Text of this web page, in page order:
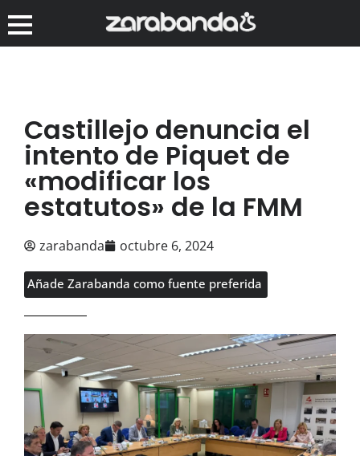
Castillejo denuncia el
intento de Piquet de
«modificar los
estatutos» de la FMM
zarabanda octubre 6, 2024
Añade Zarabanda como fuente preferida